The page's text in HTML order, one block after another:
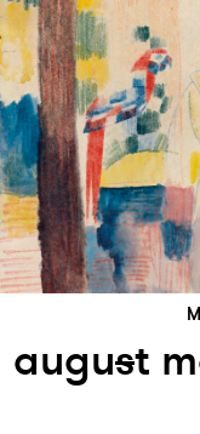
august